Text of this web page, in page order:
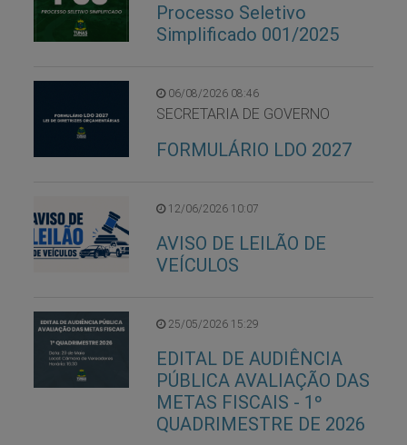
Processo Seletivo
Simplificado 001/2025
06/08/2026 08:46
SECRETARIA DE GOVERNO
FORMULÁRIO LDO 2027
12/06/2026 10:07
AVISO DE LEILÃO DE
VEÍCULOS
25/05/2026 15:29
EDITAL DE AUDIÊNCIA
PÚBLICA AVALIAÇÃO DAS
METAS FISCAIS - 1º
QUADRIMESTRE DE 2026